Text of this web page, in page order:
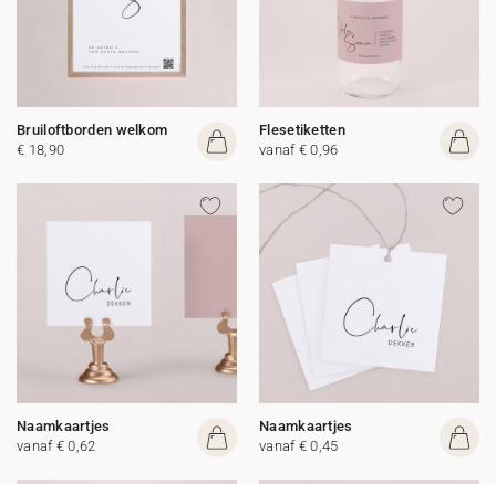
Bruiloftborden welkom
€ 18,90
Flesetiketten
vanaf € 0,96
Naamkaartjes
vanaf € 0,62
Naamkaartjes
vanaf € 0,45